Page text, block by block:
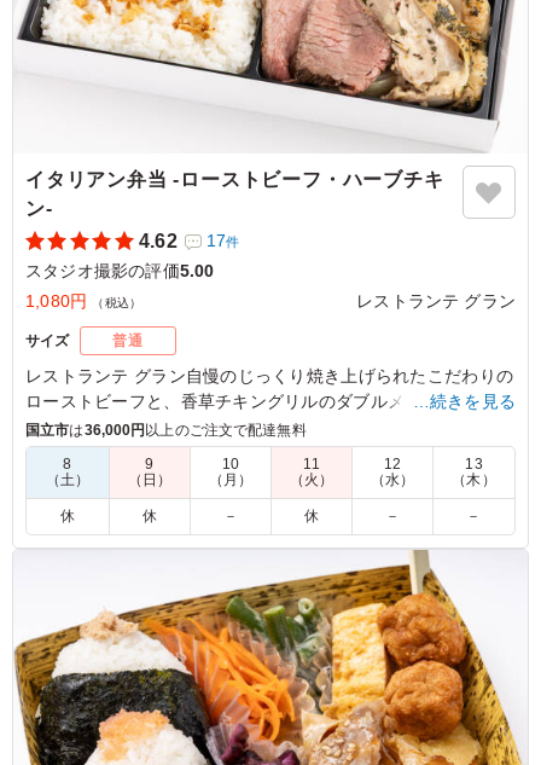
イタリアン弁当 -ローストビーフ・ハーブチキ
ン‐
4.62
17件
スタジオ撮影の評価5.00
1,080円
（税込） レストランテ グラン
サイズ 普通
レストランテ グラン自慢のじっくり焼き上げられたこだわりの
ローストビーフと、香草チキングリルのダブルメイン。厳選さ
れた12種類の副菜も魅力のお弁当です。
5.0
自家製ローストビーフと香り豊かな若鶏のハーブ焼きの組
み合わせは豪華で、女性陣に大人気でした。 彩り豊かな
副菜とともに目でも楽しめるお弁当でした。 全体的に上
品な味付けで美味しかったのですが、ローストビーフの味
付けがもう少しはっきりしていると、さらにお肉の満足感
が上がり嬉しいです。
ご利用シーン：ロケ・撮影›スタジオ撮影
東京都渋谷区恵比寿2026/07/27
…続きを見る
国立市は36,000円 以上のご注文で配達無料
8
（土）
9
（日）
10
（月）
11
（火）
12
（水）
13
（木）
休 休 － 休 － －